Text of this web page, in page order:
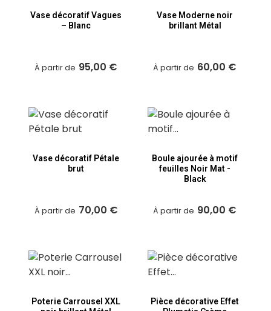
Vase décoratif Vagues
– Blanc
À partir de 95,00 €
Vase Moderne noir
brillant Métal
À partir de 60,00 €
Vase décoratif Pétale
brut
À partir de 70,00 €
Boule ajourée à motif
feuilles Noir Mat -
Black
À partir de 90,00 €
Poterie Carrousel XXL
Pièce décorative Effet